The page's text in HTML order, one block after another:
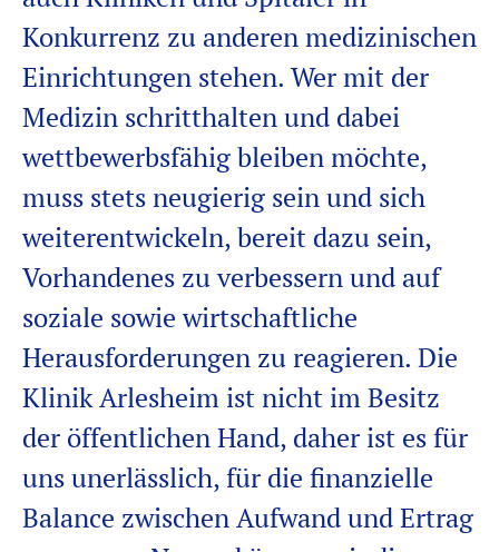
Konkurrenz zu anderen medizinischen
Einrichtungen stehen. Wer mit der
Medizin schritthalten und dabei
wettbewerbsfähig bleiben möchte,
muss stets neugierig sein und sich
weiterentwickeln, bereit dazu sein,
Vorhandenes zu verbessern und auf
soziale sowie wirtschaftliche
Herausforderungen zu reagieren. Die
Klinik Arlesheim ist nicht im Besitz
der öffentlichen Hand, daher ist es für
uns unerlässlich, für die finanzielle
Balance zwischen Aufwand und Ertrag